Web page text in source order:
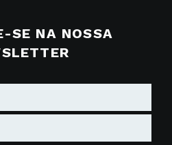
SE NA NOSSA